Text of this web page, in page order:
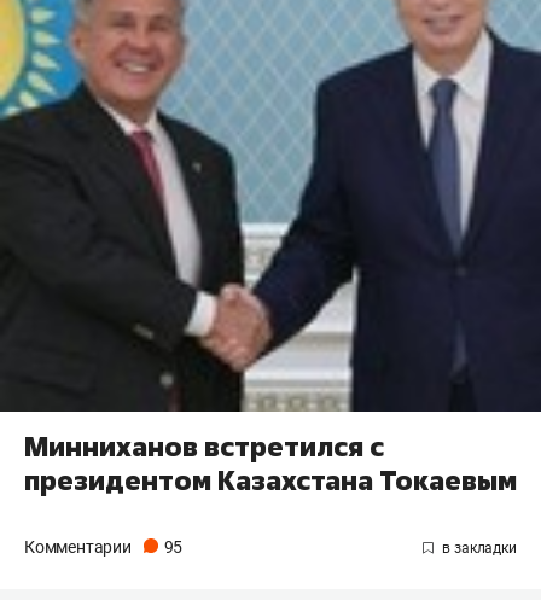
Минниханов встретился с
президентом Казахстана Токаевым
Комментарии 95